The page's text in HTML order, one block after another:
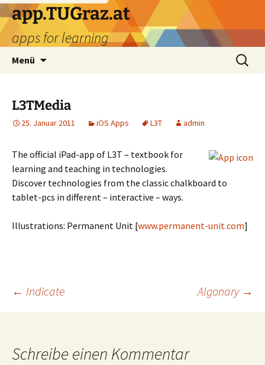
Zum
Inhalt
springen
app.TUGraz.at
apps for learning
Menü
Suchen
nach:
L3TMedia
25. Januar 2011 iOS Apps L3T admin
The official iPad-app of L3T – textbook for
learning and teaching in technologies.
Discover technologies from the classic chalkboard to
tablet-pcs in different – interactive – ways.
Illustrations: Permanent Unit [www.permanent-unit.com]
Beitragsnavigation
← Indicate Algonary →
Schreibe einen Kommentar